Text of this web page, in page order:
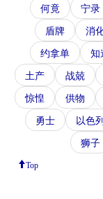
何竟 宁录
盾牌
消
约拿单
知
土产
战兢
惊惶
供物
勇士
以色
狮子
Top